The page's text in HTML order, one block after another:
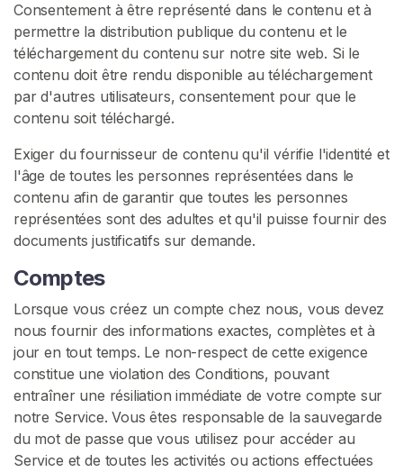
Consentement à être représenté dans le contenu et à
permettre la distribution publique du contenu et le
téléchargement du contenu sur notre site web. Si le
contenu doit être rendu disponible au téléchargement
par d'autres utilisateurs, consentement pour que le
contenu soit téléchargé.
Exiger du fournisseur de contenu qu'il vérifie l'identité et
l'âge de toutes les personnes représentées dans le
contenu afin de garantir que toutes les personnes
représentées sont des adultes et qu'il puisse fournir des
documents justificatifs sur demande.
Comptes
Lorsque vous créez un compte chez nous, vous devez
nous fournir des informations exactes, complètes et à
jour en tout temps. Le non-respect de cette exigence
constitue une violation des Conditions, pouvant
entraîner une résiliation immédiate de votre compte sur
notre Service. Vous êtes responsable de la sauvegarde
du mot de passe que vous utilisez pour accéder au
Service et de toutes les activités ou actions effectuées